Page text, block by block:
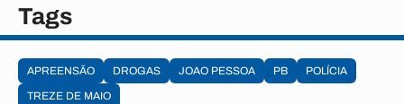
Tags
APREENSÃO DROGAS JOAO PESSOA PB
POLÍCIA
TREZE DE MAIO